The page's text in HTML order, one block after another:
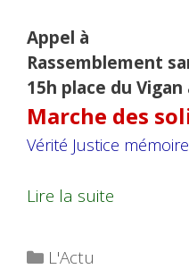
Appel à
Rassemblement
15h place du Vigan
Marche des
Vérité Justice
Lire la suite
Catégories
L'Actu